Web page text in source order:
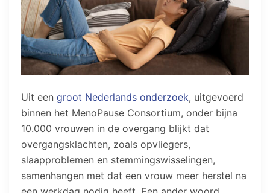
Uit een groot Nederlands onderzoek, uitgevoerd
binnen het MenoPause Consortium, onder bijna
10.000 vrouwen in de overgang blijkt dat
overgangsklachten, zoals opvliegers,
slaapproblemen en stemmingswisselingen,
samenhangen met dat een vrouw meer herstel na